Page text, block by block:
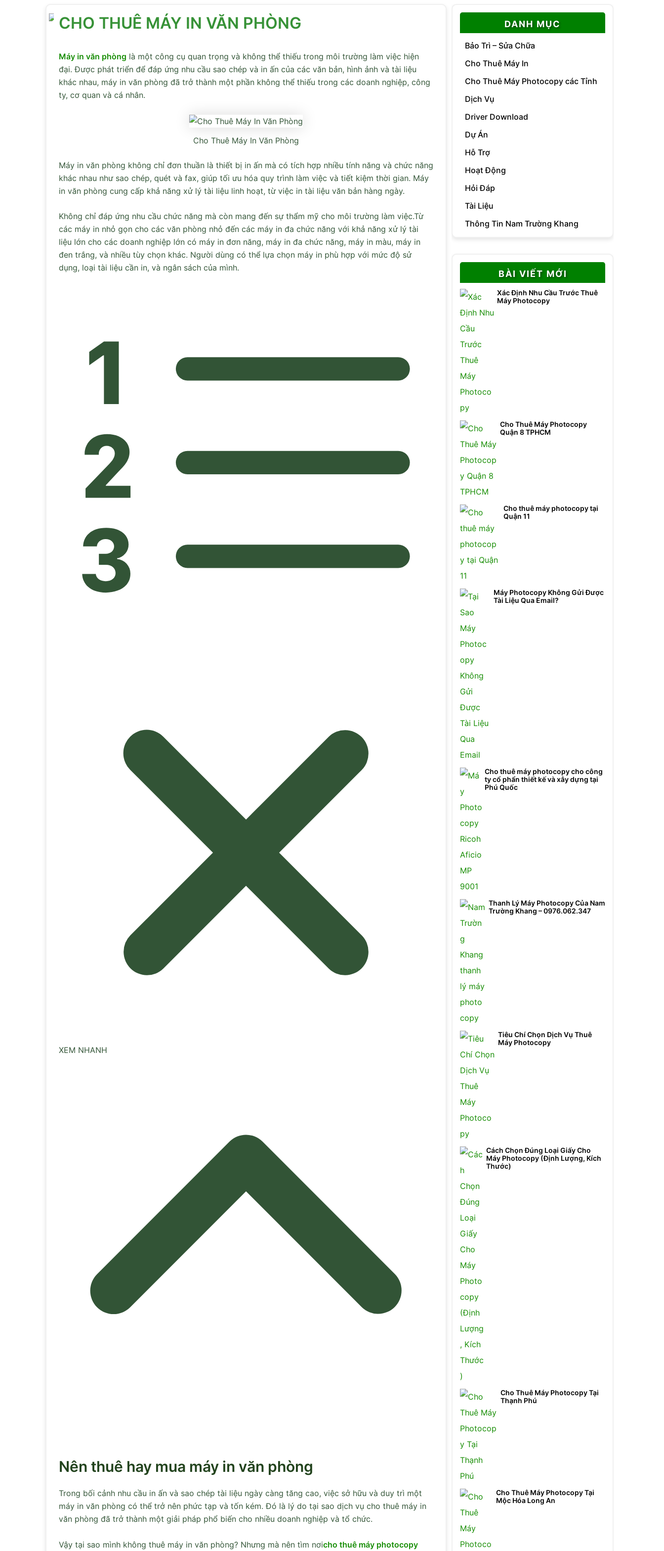
CHO THUÊ MÁY IN VĂN PHÒNG
Máy in văn phòng là một công cụ quan trọng và không thể thiếu trong môi trường làm việc hiện
đại. Được phát triển để đáp ứng nhu cầu sao chép và in ấn của các văn bản, hình ảnh và tài liệu
khác nhau, máy in văn phòng đã trở thành một phần không thể thiếu trong các doanh nghiệp, công
ty, cơ quan và cá nhân.
Cho Thuê Máy In Văn Phòng
Máy in văn phòng không chỉ đơn thuần là thiết bị in ấn mà có tích hợp nhiều tính năng và chức năng
khác nhau như sao chép, quét và fax, giúp tối ưu hóa quy trình làm việc và tiết kiệm thời gian. Máy
in văn phòng cung cấp khả năng xử lý tài liệu linh hoạt, từ việc in tài liệu văn bản hàng ngày.
Không chỉ đáp ứng nhu cầu chức năng mà còn mang đến sự thẩm mỹ cho môi trường làm việc.Từ
các máy in nhỏ gọn cho các văn phòng nhỏ đến các máy in đa chức năng với khả năng xử lý tài
liệu lớn cho các doanh nghiệp lớn có máy in đơn năng, máy in đa chức năng, máy in màu, máy in
đen trắng, và nhiều tùy chọn khác. Người dùng có thể lựa chọn máy in phù hợp với mức độ sử
dụng, loại tài liệu cần in, và ngân sách của mình.
XEM NHANH
Nên thuê hay mua máy in văn phòng
Trong bối cảnh nhu cầu in ấn và sao chép tài liệu ngày càng tăng cao, việc sở hữu và duy trì một
máy in văn phòng có thể trở nên phức tạp và tốn kém. Đó là lý do tại sao dịch vụ cho thuê máy in
văn phòng đã trở thành một giải pháp phổ biến cho nhiều doanh nghiệp và tổ chức.
Vậy tại sao mình không thuê máy in văn phòng? Nhưng mà nên tìm nơicho thuê máy photocopy
DANH MỤC
Bảo Trì – Sửa Chữa
Cho Thuê Máy In
Cho Thuê Máy Photocopy các Tỉnh
Dịch Vụ
Driver Download
Dự Án
Hỗ Trợ
Hoạt Động
Hỏi Đáp
Tài Liệu
Thông Tin Nam Trường Khang
BÀI VIẾT MỚI
Xác Định Nhu Cầu Trước Thuê
Máy Photocopy
Cho Thuê Máy Photocopy
Quận 8 TPHCM
Cho thuê máy photocopy tại
Quận 11
Máy Photocopy Không Gửi Được
Tài Liệu Qua Email?
Cho thuê máy photocopy cho công
ty cổ phẩn thiết kế và xây dựng tại
Phú Quốc
Thanh Lý Máy Photocopy Của Nam
Trường Khang – 0976.062.347
Tiêu Chí Chọn Dịch Vụ Thuê
Máy Photocopy
Cách Chọn Đúng Loại Giấy Cho
Máy Photocopy (Định Lượng, Kích
Thước)
Cho Thuê Máy Photocopy Tại
Thạnh Phú
Cho Thuê Máy Photocopy Tại
Mộc Hóa Long An